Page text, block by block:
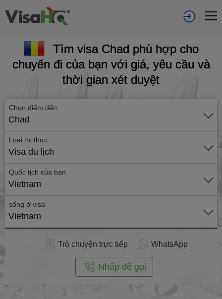
Tìm visa Chad phù hợp cho
chuyến đi của bạn với giá, yêu cầu và
thời gian xét duyệt
Chọn điểm đến
Chad
Loại thị thực
Visa du lịch
Quốc tịch của bạn
Vietnam
sống ở visa
Vietnam
Gửi
hồ
trực
Trò chuyện trực tiếp WhatsApp
Nhấp để gọi